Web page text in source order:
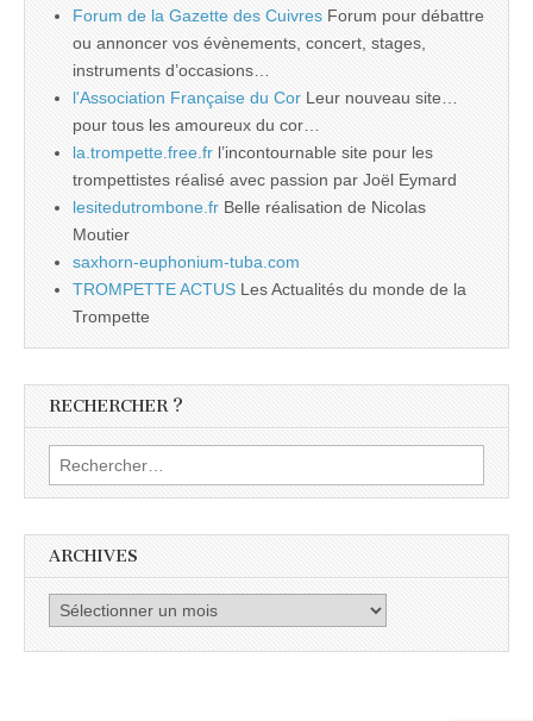
Forum de la Gazette des Cuivres Forum pour débattre
ou annoncer vos évènements, concert, stages,
instruments d’occasions…
l'Association Française du Cor Leur nouveau site…
pour tous les amoureux du cor…
la.trompette.free.fr l’incontournable site pour les
trompettistes réalisé avec passion par Joël Eymard
lesitedutrombone.fr Belle réalisation de Nicolas
Moutier
saxhorn-euphonium-tuba.com
TROMPETTE ACTUS Les Actualités du monde de la
Trompette
RECHERCHER ?
Rechercher :
ARCHIVES
Archives